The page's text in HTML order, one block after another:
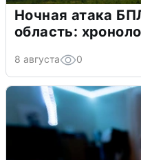
Ночная атака
область:
8 августа 0